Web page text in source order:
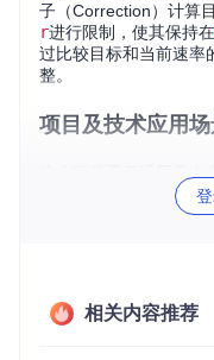
子（Correction）计算
r进行限制，使其保持在
过比较目标和当前速率
整。
项目及技术应用
Go语言和
SpaceX的官方模拟器
项目特点
相关内容推荐